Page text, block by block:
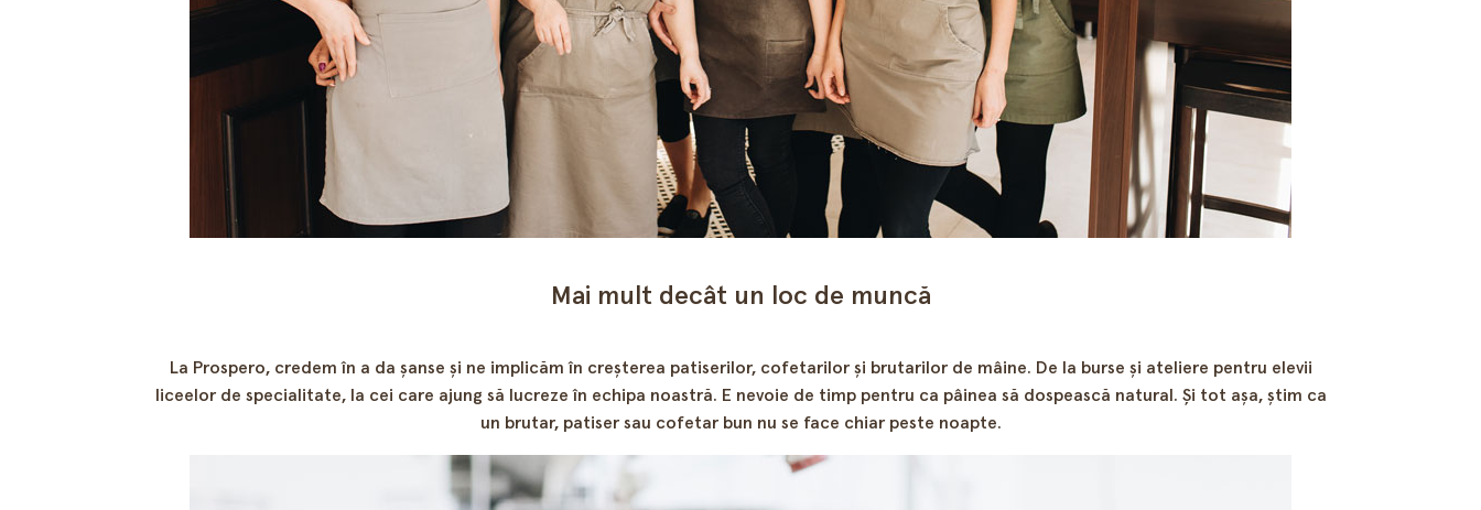
Mai mult decât un loc de muncă
La Prospero, credem în a da șanse și ne implicăm în creșterea patiserilor, cofetarilor și brutarilor de mâine. De la burse și ateliere pentru elevii
liceelor de specialitate, la cei care ajung să lucreze în echipa noastră. E nevoie de timp pentru ca pâinea să dospească natural. Și tot așa, știm ca
un brutar, patiser sau cofetar bun nu se face chiar peste noapte.